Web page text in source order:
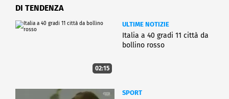
DI TENDENZA
02:15
ULTIME NOTIZIE
Italia a 40 gradi 11 città da
bollino rosso
SPORT